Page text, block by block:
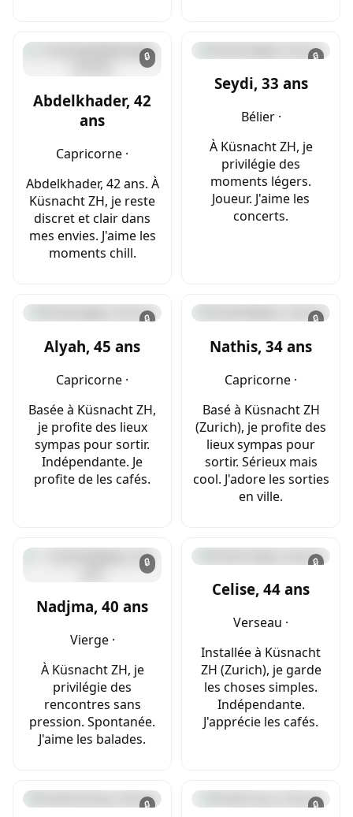
🔒
Abdelkhader, 42
ans
Capricorne ·
Abdelkhader, 42 ans. À
Küsnacht ZH, je reste
discret et clair dans
mes envies. J'aime les
moments chill.
🔒
Seydi, 33 ans
Bélier ·
À Küsnacht ZH, je
privilégie des
moments légers.
Joueur. J'aime les
concerts.
🔒
Alyah, 45 ans
Capricorne ·
Basée à Küsnacht ZH,
je profite des lieux
sympas pour sortir.
Indépendante. Je
profite de les cafés.
🔒
Nathis, 34 ans
Capricorne ·
Basé à Küsnacht ZH
(Zurich), je profite des
lieux sympas pour
sortir. Sérieux mais
cool. J'adore les sorties
en ville.
🔒
Nadjma, 40 ans
Vierge ·
À Küsnacht ZH, je
privilégie des
rencontres sans
pression. Spontanée.
J'aime les balades.
🔒
Celise, 44 ans
Verseau ·
Installée à Küsnacht
ZH (Zurich), je garde
les choses simples.
Indépendante.
J'apprécie les cafés.
🔒 🔒